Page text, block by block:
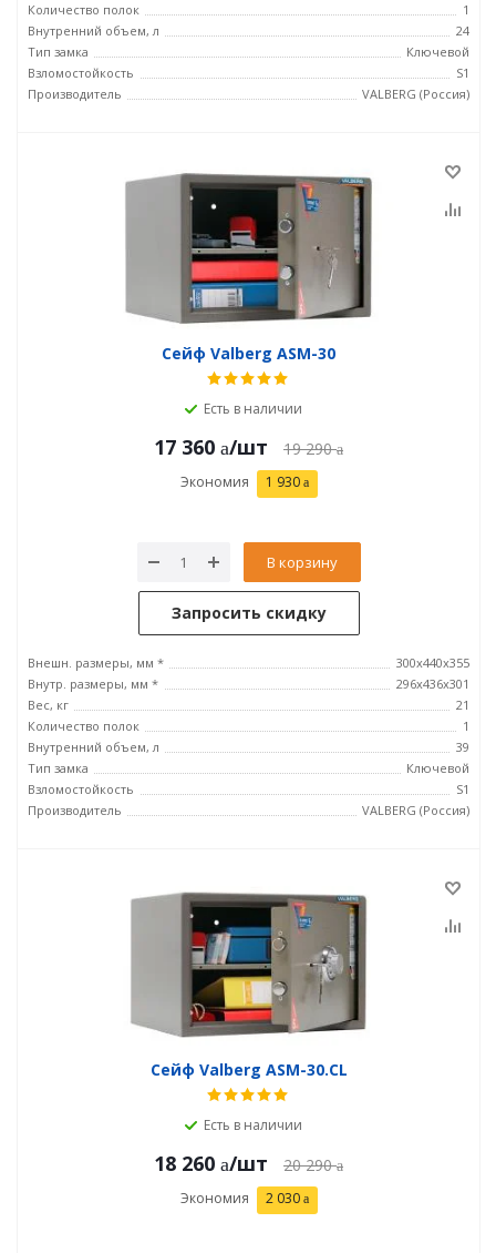
Количество полок
1
Внутренний объем, л
24
Тип замка
Ключевой
Взломостойкость
S1
Производитель
VALBERG (Россия)
Сейф Valberg ASM-30
Есть в наличии
17 360 /шт 19 290
Экономия 1 930
В корзину
Запросить скидку
Внешн. размеры, мм *
300x440x355
Внутр. размеры, мм *
296х436х301
Вес, кг
21
Количество полок
1
Внутренний объем, л
39
Тип замка
Ключевой
Взломостойкость
S1
Производитель
VALBERG (Россия)
Сейф Valberg ASM-30.CL
Есть в наличии
18 260 /шт 20 290
Экономия 2 030